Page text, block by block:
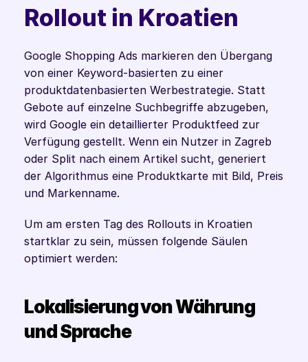
Rollout in Kroatien
Google Shopping Ads markieren den Übergang
von einer Keyword-basierten zu einer
produktdatenbasierten Werbestrategie. Statt
Gebote auf einzelne Suchbegriffe abzugeben,
wird Google ein detaillierter Produktfeed zur
Verfügung gestellt. Wenn ein Nutzer in Zagreb
oder Split nach einem Artikel sucht, generiert
der Algorithmus eine Produktkarte mit Bild, Preis
und Markenname.
Um am ersten Tag des Rollouts in Kroatien
startklar zu sein, müssen folgende Säulen
optimiert werden:
Lokalisierung von Währung
und Sprache